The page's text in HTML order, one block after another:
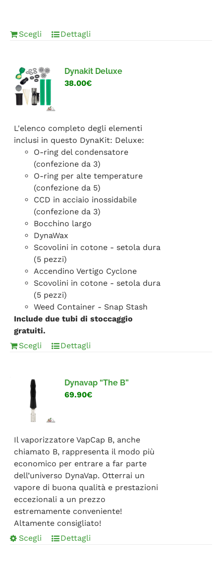
Scegli Dettagli
Dynakit Deluxe
38.00€
L'elenco completo degli elementi
inclusi in questo DynaKit: Deluxe:
O-ring del condensatore
(confezione da 3)
O-ring per alte temperature
(confezione da 5)
CCD in acciaio inossidabile
(confezione da 3)
Bocchino largo
DynaWax
Scovolini in cotone - setola dura
(5 pezzi)
Accendino Vertigo Cyclone
Scovolini in cotone - setola dura
(5 pezzi)
Weed Container - Snap Stash
Include due tubi di stoccaggio
gratuiti.
Scegli
Dettagli
Dynavap “The B”
69.90€
Il vaporizzatore VapCap B, anche
chiamato B, rappresenta il modo più
economico per entrare a far parte
dell’universo DynaVap. Otterrai un
vapore di buona qualità e prestazioni
eccezionali a un prezzo
estremamente conveniente!
Altamente consigliato!
Scegli
Dettagli